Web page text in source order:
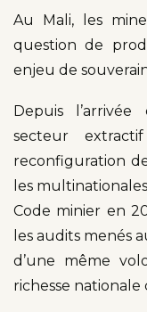
Au Mali, les
question de
enjeu de
Depuis
secteur
reconfiguration
les
Code minier en
les audits menés
d’une même
richesse nationale